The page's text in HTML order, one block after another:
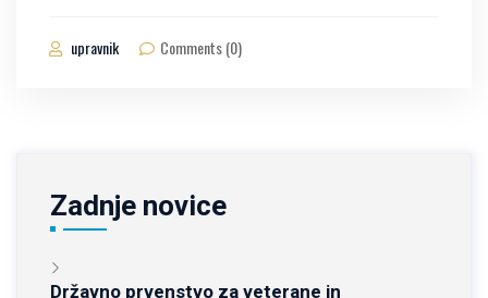
upravnik Comments (0)
Zadnje novice
Državno prvenstvo za veterane in